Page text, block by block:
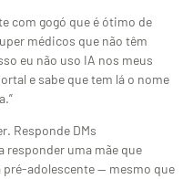
com gogó que é ótimo de
médicos que não têm
eu não uso IA nos meus
e sabe que tem lá o nome
Responde DMs
responder uma mãe que
adolescente — mesmo que